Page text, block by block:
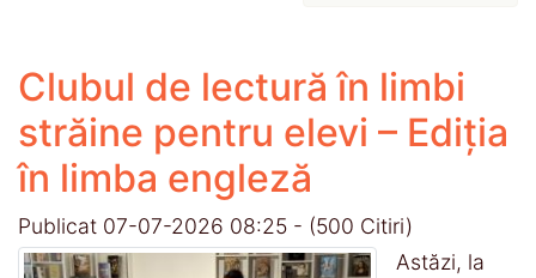
Clubul de lectură în limbi
străine pentru elevi – Ediția
în limba engleză
Publicat 07-07-2026 08:25 - (500 Citiri)
Astăzi, la